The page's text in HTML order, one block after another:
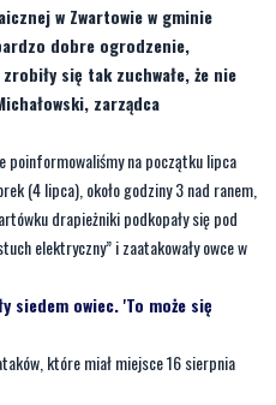
zarządca
poinformowaliśmy na początku lipca
(4 lipca), około godziny 3 nad ranem,
drapieżniki podkopały się pod
elektryczny” i zaatakowały owce w
siedem owiec. 'To może się
które miał miejsce 16 sierpnia
dołożyliśmy kolejne zabezpieczenia i
dni temu doszło do dużo większego
owca jest dosyć ciężko ranna.